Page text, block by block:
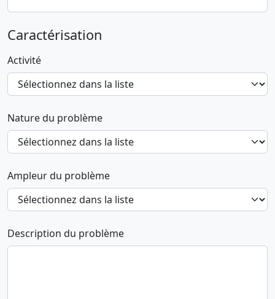
Caractérisation
Activité
Nature du problème
Ampleur du problème
Description du problème